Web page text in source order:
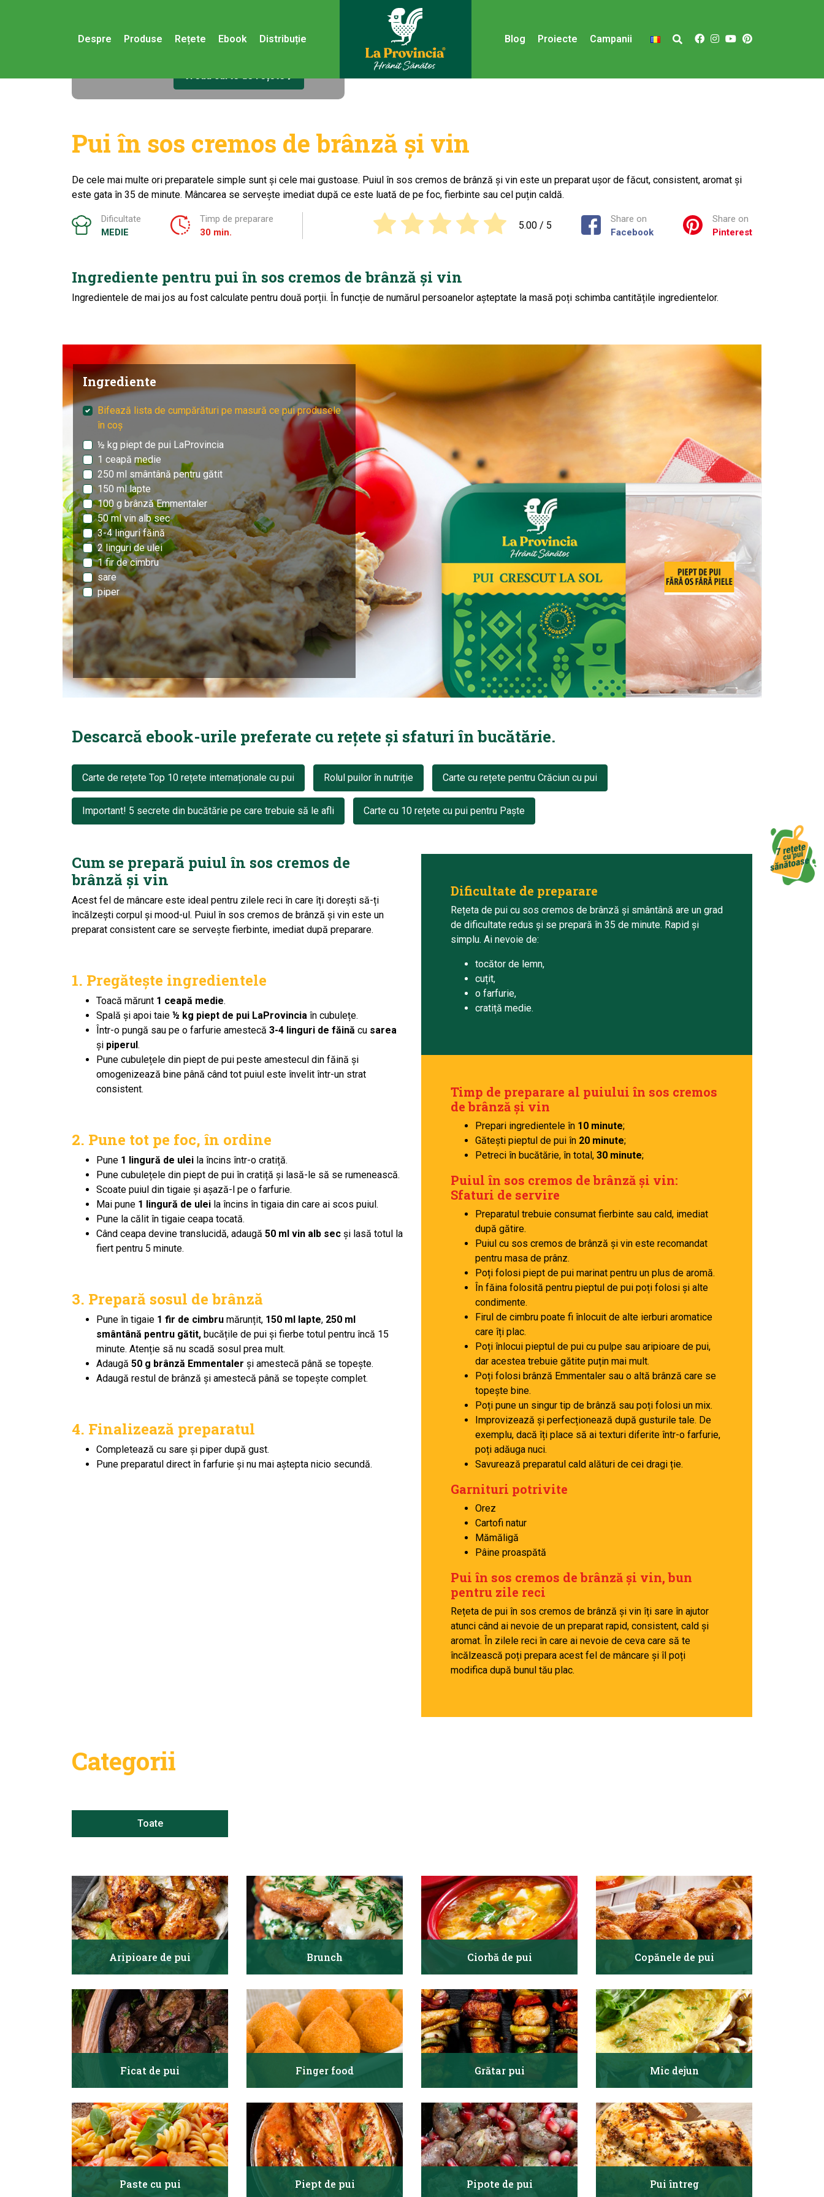
Despre Produse Rețete Ebook Distribuție Blog Proiecte Campanii
specială!
Vreau carte de rețete
Pui în sos cremos de brânză și vin
De cele mai multe ori preparatele simple sunt și cele mai gustoase. Puiul în sos cremos de brânză și vin este un preparat ușor de făcut, consistent, aromat și
este gata în 35 de minute. Mâncarea se servește imediat după ce este luată de pe foc, fierbinte sau cel puțin caldă.
Dificultate
MEDIE
Timp de preparare
30 min.
5.00 / 5
Share on
Facebook
Share on
Pinterest
Ingrediente pentru pui în sos cremos de brânză și vin
Ingredientele de mai jos au fost calculate pentru două porții. În funcție de numărul persoanelor așteptate la masă poți schimba cantitățile ingredientelor.
Ingrediente
Bifează lista de cumpărături pe masură ce pui produsele
în coș
½ kg piept de pui LaProvincia
1 ceapă medie
250 ml smântână pentru gătit
150 ml lapte
100 g brânză Emmentaler
50 ml vin alb sec
3-4 linguri făină
2 linguri de ulei
1 fir de cimbru
sare
piper
Descarcă ebook-urile preferate cu rețete și sfaturi în bucătărie.
Carte de rețete Top 10 rețete internaționale cu pui Rolul puilor în nutriție Carte cu rețete pentru Crăciun cu pui
Important! 5 secrete din bucătărie pe care trebuie să le afli Carte cu 10 rețete cu pui pentru Paște
Cum se prepară puiul în sos cremos de
brânză și vin
Acest fel de mâncare este ideal pentru zilele reci în care îți dorești să-ți
încălzești corpul și mood-ul. Puiul în sos cremos de brânză și vin este un
preparat consistent care se servește fierbinte, imediat după preparare.
1. Pregăteşte ingredientele
Toacă mărunt 1 ceapă medie.
Spală și apoi taie ½ kg piept de pui LaProvincia în cubulețe.
Într-o pungă sau pe o farfurie amestecă 3-4 linguri de făină cu sarea
și piperul .
Pune cubulețele din piept de pui peste amestecul din făină și
omogenizează bine până când tot puiul este învelit într-un strat
consistent.
2. Pune tot pe foc, în ordine
Pune 1 lingură de ulei la încins într-o cratiță.
Pune cubulețele din piept de pui în cratiță și lasă-le să se rumenească.
Scoate puiul din tigaie și așază-l pe o farfurie.
Mai pune 1 lingură de ulei la încins în tigaia din care ai scos puiul.
Pune la călit în tigaie ceapa tocată.
Când ceapa devine translucidă, adaugă 50 ml vin alb sec și lasă totul la
fiert pentru 5 minute.
3. Prepară sosul de brânză
Pune în tigaie 1 fir de cimbru mărunțit, 150 ml lapte, 250 ml
smântână pentru gătit, bucățile de pui și fierbe totul pentru încă 15
minute. Atenție să nu scadă sosul prea mult.
Adaugă 50 g brânză Emmentaler și amestecă până se topește.
Adaugă restul de brânză și amestecă până se topește complet.
4. Finalizează preparatul
Completează cu sare și piper după gust.
Pune preparatul direct în farfurie și nu mai aștepta nicio secundă.
Dificultate de preparare
Rețeta de pui cu sos cremos de brânză și smântână are un grad
de dificultate redus și se prepară în 35 de minute. Rapid și
simplu. Ai nevoie de:
tocător de lemn,
cuțit,
o farfurie,
cratiță medie.
Timp de preparare al puiului în sos cremos
de brânză și vin
Prepari ingredientele în 10 minute;
Gătești pieptul de pui în 20 minute;
Petreci în bucătărie, în total, 30 minute;
Puiul în sos cremos de brânză și vin:
Sfaturi de servire
Preparatul trebuie consumat fierbinte sau cald, imediat
după gătire.
Puiul cu sos cremos de brânză și vin este recomandat
pentru masa de prânz.
Poți folosi piept de pui marinat pentru un plus de aromă.
În făina folosită pentru pieptul de pui poți folosi și alte
condimente.
Firul de cimbru poate fi înlocuit de alte ierburi aromatice
care îți plac.
Poți înlocui pieptul de pui cu pulpe sau aripioare de pui,
dar acestea trebuie gătite puțin mai mult.
Poți folosi brânză Emmentaler sau o altă brânză care se
topește bine.
Poți pune un singur tip de brânză sau poți folosi un mix.
Improvizează și perfecționează după gusturile tale. De
exemplu, dacă îți place să ai texturi diferite într-o farfurie,
poți adăuga nuci.
Savurează preparatul cald alături de cei dragi ție.
Garnituri potrivite
Orez
Cartofi natur
Mămăligă
Pâine proaspătă
Pui în sos cremos de brânză și vin, bun
pentru zile reci
Rețeta de pui în sos cremos de brânză și vin îți sare în ajutor
atunci când ai nevoie de un preparat rapid, consistent, cald și
aromat. În zilele reci în care ai nevoie de ceva care să te
încălzească poți prepara acest fel de mâncare și îl poți
modifica după bunul tău plac.
Categorii
Toate
Aripioare de pui Brunch Ciorbă de pui Copănele de pui
Ficat de pui Finger food Grătar pui Mic dejun
Paste cu pui Piept de pui Pipote de pui Pui întreg